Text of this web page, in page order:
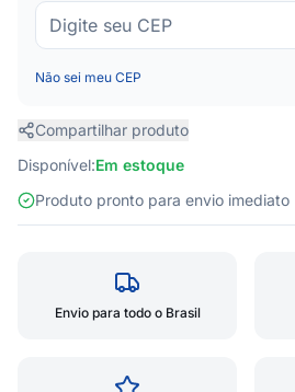
Não sei meu CEP
Compartilhar produto
Disponível:Em estoque
Produto pronto para envio imediato
Envio para todo o Brasil